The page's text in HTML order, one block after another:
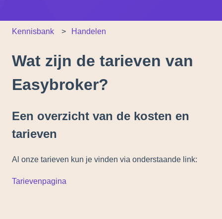
Kennisbank Handelen
Wat zijn de tarieven van
Easybroker?
Een overzicht van de kosten en
tarieven
Al onze tarieven kun je vinden via onderstaande link:
Tarievenpagina